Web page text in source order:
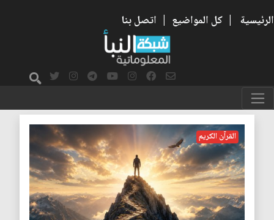
الرئيسية | كل المواضيع | اتصل بنا
التكامل
القرآن الكريم